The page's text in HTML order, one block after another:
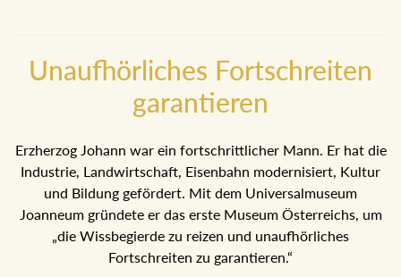
garantieren
Erzherzog Johann war ein fortschrittlicher Mann. Er hat die
und Bildung gefördert. Mit dem Universalmuseum Joanneum
gründete er das erste Museum Österreichs, um „die
Wissbegierde zu reizen und unaufhörliches Fortschreiten zu
garantieren.“
Hotel Erzherzog Johannspüren Sie seinen innovativen
Geist: Hier ist der richtige Platz für neue Gedanken und hier